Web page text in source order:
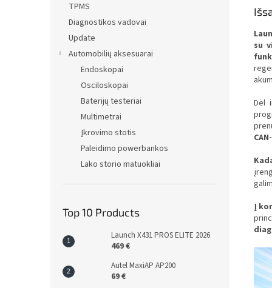
TPMS
Diagnostikos vadovai
Update
Automobilių aksesuarai
Endoskopai
Osciloskopai
Baterijų testeriai
Multimetrai
Įkrovimo stotis
Paleidimo powerbankos
Lako storio matuokliai
Top 10 Products
Launch X431 PROS ELITE 2026
469 €
Autel MaxiAP AP200
69 €
su
Dėl
Į